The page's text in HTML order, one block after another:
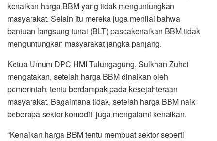
kenaikan harga BBM yang tidak menguntungkan
masyarakat. Selain itu mereka juga menilai bahwa
bantuan langsung tunai (BLT) pascakenaikan BBM tidak
menguntungkan masyarakat jangka panjang.
Ketua Umum DPC HMI Tulungagung, Sulkhan Zuhdi
mengatakan, setelah harga BBM dinaikan oleh
pemerintah, tentu berdampak pada kesejahteraan
masyarakat. Bagaimana tidak, setelah harga BBM naik
beberapa sektor komoditi juga mengalami kenaikan.
“Kenaikan harga BBM tentu membuat sektor seperti